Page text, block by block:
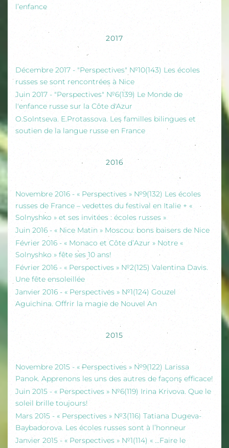
l’enfance
2017
Décembre 2017 - "Perspectives" №10(143) Les écoles
russes se sont rencontrées à Nice
Juin 2017 - "Perspectives" №6(139) Le Monde de
l'enfance russe sur la Côte d'Azur
O.Solntseva. E.Protassova. Les familles bilingues et
soutien de la langue russe en France
2016
Novembre 2016 - « Perspectives » №9(132) Les écoles
russes de France – vedettes du festival en Italie + «
Solnyshko » et ses invitées : écoles russes »
Juin 2016 - « Nice Matin » Moscou: bons baisers de Nice
Février 2016 - « Monaco et Côte d’Azur » Notre «
Solnyshko » fête ses 10 ans!
Février 2016 - « Perspectives » №2(125) Valentina Davis.
Une fête ensoleillée
Janvier 2016 - « Perspectives » №1(124) Gouzel
Aguichina. Offrir la magie de Nouvel An
2015
Novembre 2015 - « Perspectives » №9(122) Larissa
Panok. Apprenons les uns des autres de façons efficace!
Juin 2015 - « Perspectives » №6(119) Irina Krivova. Que le
soleil brille toujours!
Mars 2015 - « Perspectives » №3(116) Tatiana Dugeva-
Baybadorova. Les écoles russes sont à l’honneur
Janvier 2015 - « Perspectives » №1(114) « …Faire le